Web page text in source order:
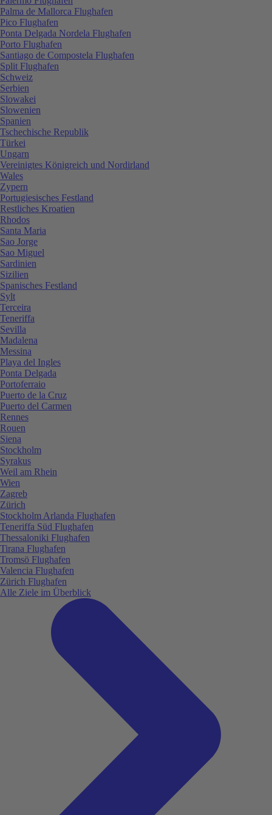
Palma de Mallorca Flughafen
Pico Flughafen
Ponta Delgada Nordela Flughafen
Porto Flughafen
Santiago de Compostela Flughafen
Split Flughafen
Schweiz
Serbien
Slowakei
Slowenien
Spanien
Tschechische Republik
Türkei
Ungarn
Vereinigtes Königreich und Nordirland
Wales
Zypern
Portugiesisches Festland
Restliches Kroatien
Rhodos
Santa Maria
Sao Jorge
Sao Miguel
Sardinien
Sizilien
Spanisches Festland
Sylt
Terceira
Teneriffa
Sevilla
Madalena
Messina
Playa del Ingles
Ponta Delgada
Portoferraio
Puerto de la Cruz
Puerto del Carmen
Rennes
Rouen
Siena
Stockholm
Syrakus
Weil am Rhein
Wien
Zagreb
Zürich
Stockholm Arlanda Flughafen
Teneriffa Süd Flughafen
Thessaloniki Flughafen
Tirana Flughafen
Tromsö Flughafen
Valencia Flughafen
Zürich Flughafen
Alle Ziele im Überblick